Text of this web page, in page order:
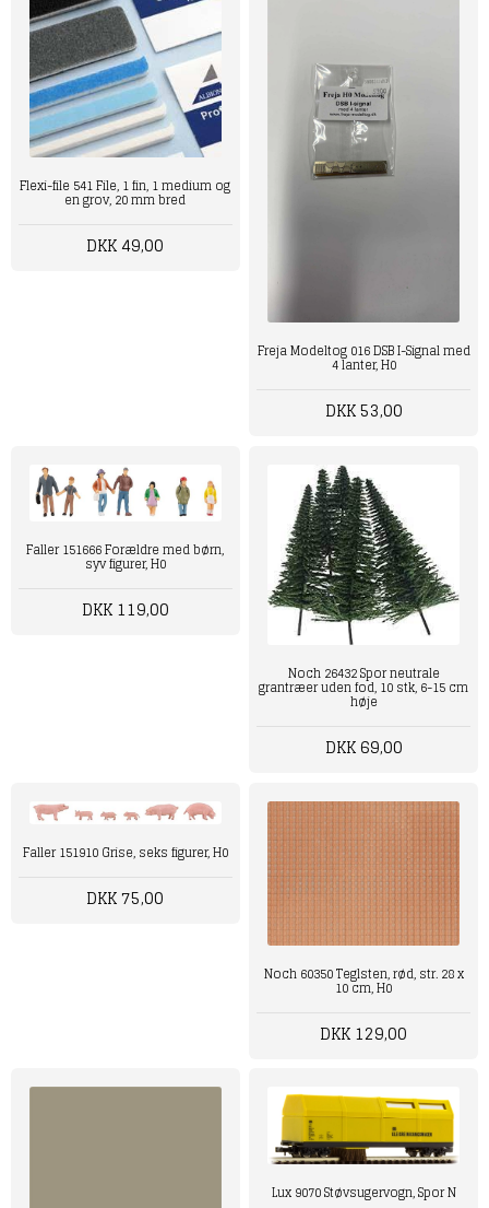
Flexi-file 541 File, 1 fin, 1 medium og
en grov, 20 mm bred
DKK 49,00
Freja Modeltog 016 DSB I-Signal med
4 lanter, H0
DKK 53,00
Faller 151666 Forældre med børn,
syv figurer, H0
DKK 119,00
Noch 26432 Spor neutrale
grantræer uden fod, 10 stk, 6-15 cm
høje
DKK 69,00
Faller 151910 Grise, seks figurer, H0
DKK 75,00
Noch 60350 Teglsten, rød, str. 28 x
10 cm, H0
DKK 129,00
Lux 9070 Støvsugervogn, Spor N